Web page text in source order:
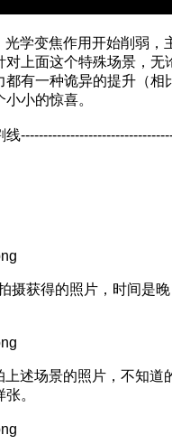
学变焦作用开始削弱，
上面这个特殊场景，无
都有一种诡异的提升（相
小的惊喜。
摄获得的照片，时间是晚
述场景的照片，不知道
。